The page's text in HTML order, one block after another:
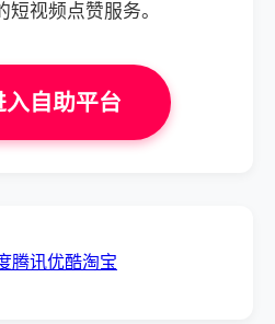
短视频点赞服务。
入自助平台
腾讯优酷淘宝